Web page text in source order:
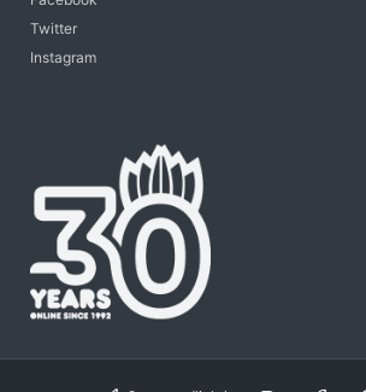
Twitter
Instagram